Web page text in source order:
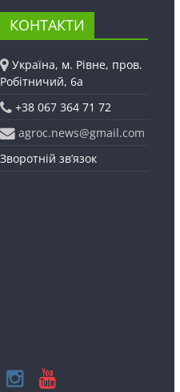
КОНТАКТИ
Україна, м. Рівне, пров.
Робітничий, 6а
+38 067 364 71 72
agroc.news@gmail.com
Зворотній зв’язок